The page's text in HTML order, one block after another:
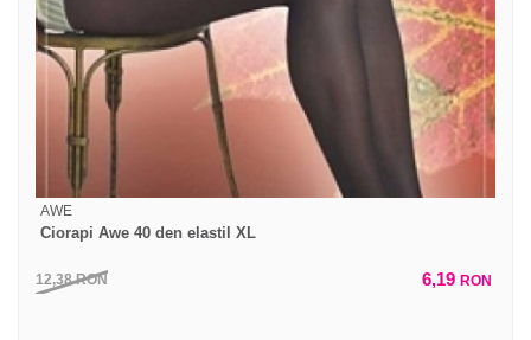
AWE
Ciorapi Awe 40 den elastil XL
12,38RON 6,19 RON